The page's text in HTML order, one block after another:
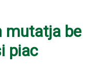
mutatja be
piac